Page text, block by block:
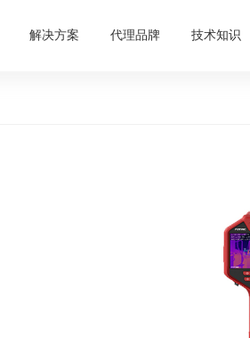
解决方案 代理品牌 技术知识